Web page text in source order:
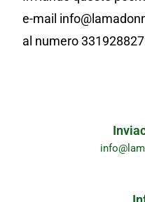
e-mail
al numero